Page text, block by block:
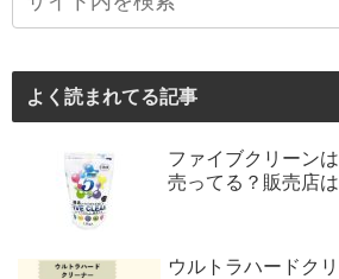
よく読まれてる記事
ファイブクリーン
売ってる？販売店
ウルトラハードク